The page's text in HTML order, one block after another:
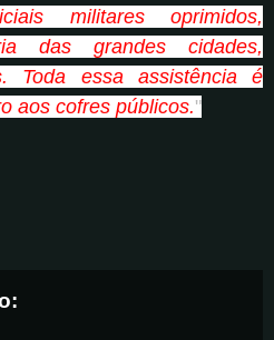
militares oprimidos,
das grandes cidades,
Toda essa assistência é
aos cofres públicos."